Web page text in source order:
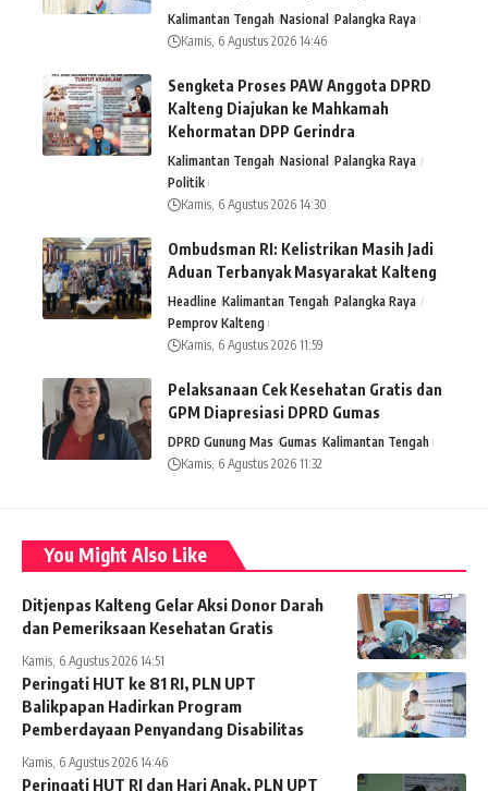
Kalimantan Tengah Nasional Palangka Raya
Kamis, 6 Agustus 2026 14:46
Sengketa Proses PAW Anggota DPRD
Kalteng Diajukan ke Mahkamah
Kehormatan DPP Gerindra
Kalimantan Tengah Nasional Palangka Raya
Politik
Kamis, 6 Agustus 2026 14:30
Ombudsman RI: Kelistrikan Masih Jadi
Aduan Terbanyak Masyarakat Kalteng
Headline Kalimantan Tengah Palangka Raya
Pemprov Kalteng
Kamis, 6 Agustus 2026 11:59
Pelaksanaan Cek Kesehatan Gratis dan
GPM Diapresiasi DPRD Gumas
DPRD Gunung Mas Gumas Kalimantan Tengah
Kamis, 6 Agustus 2026 11:32
You Might Also Like
Ditjenpas Kalteng Gelar Aksi Donor Darah
dan Pemeriksaan Kesehatan Gratis
Kamis, 6 Agustus 2026 14:51
Peringati HUT ke 81 RI, PLN UPT
Balikpapan Hadirkan Program
Pemberdayaan Penyandang Disabilitas
Kamis, 6 Agustus 2026 14:46
Peringati HUT RI dan Hari Anak, PLN UPT